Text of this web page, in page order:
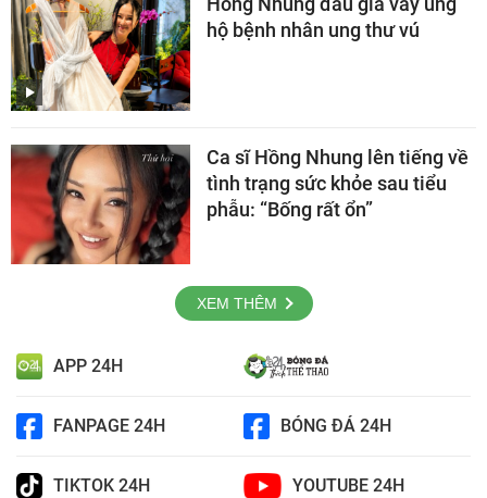
hộ bệnh nhân ung thư vú
Ca sĩ Hồng Nhung lên tiếng về
tình trạng sức khỏe sau tiểu
phẫu: “Bống rất ổn”
XEM THÊM
APP 24H
FANPAGE 24H BÓNG ĐÁ 24H
TIKTOK 24H YOUTUBE 24H